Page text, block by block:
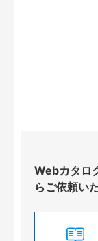
Webカタロ
らご依頼い